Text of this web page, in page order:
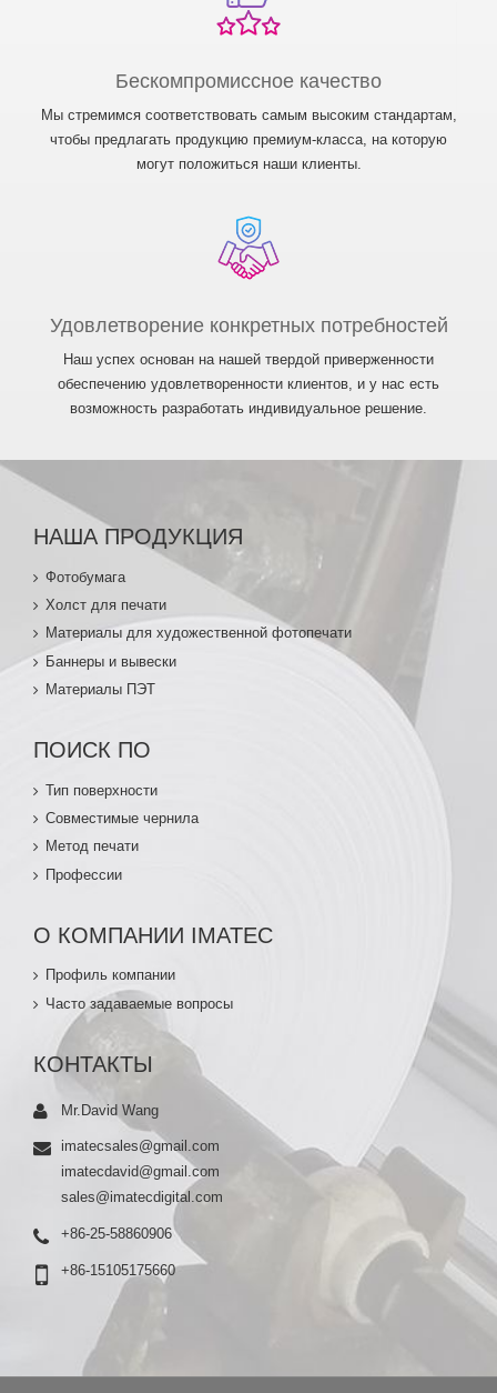
Бескомпромиссное качество
Мы стремимся соответствовать самым высоким стандартам,
чтобы предлагать продукцию премиум-класса, на которую
могут положиться наши клиенты.
Удовлетворение конкретных потребностей
Наш успех основан на нашей твердой приверженности
обеспечению удовлетворенности клиентов, и у нас есть
возможность разработать индивидуальное решение.
НАША ПРОДУКЦИЯ
Фотобумага
Холст для печати
Материалы для художественной фотопечати
Баннеры и вывески
Материалы ПЭТ
ПОИСК ПО
Тип поверхности
Совместимые чернила
Метод печати
Профессии
О КОМПАНИИ IMATEC
Профиль компании
Часто задаваемые вопросы
КОНТАКТЫ
Mr.David Wang
imatecsales@gmail.com
imatecdavid@gmail.com
sales@imatecdigital.com
+86-25-58860906
+86-15105175660